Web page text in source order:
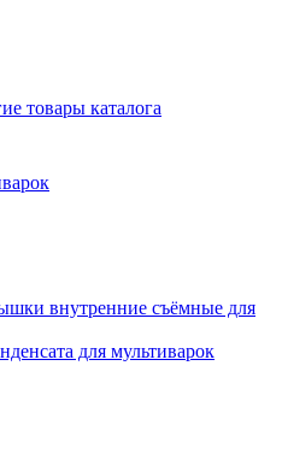
товары каталога
внутренние съёмные для
для мультиварок